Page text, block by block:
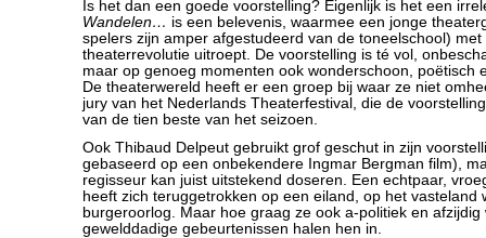
Is het dan een goede voorstelling? Eigenlijk is het een
Wandelen… is een belevenis, waarmee een jonge
spelers zijn amper afgestudeerd van de toneelschool)
theaterrevolutie uitroept. De voorstelling is té vol,
maar op genoeg momenten ook wonderschoon, poëtisch
De theaterwereld heeft er een groep bij waar ze niet
jury van het Nederlands Theaterfestival, die de
van de tien beste van het seizoen.
Ook Thibaud Delpeut gebruikt grof geschut in zijn
gebaseerd op een onbekendere Ingmar Bergman film),
regisseur kan juist uitstekend doseren. Een echtpaar,
heeft zich teruggetrokken op een eiland, op het vasteland
burgeroorlog. Maar hoe graag ze ook a-politiek en afzijdig
gewelddadige gebeurtenissen halen hen in.